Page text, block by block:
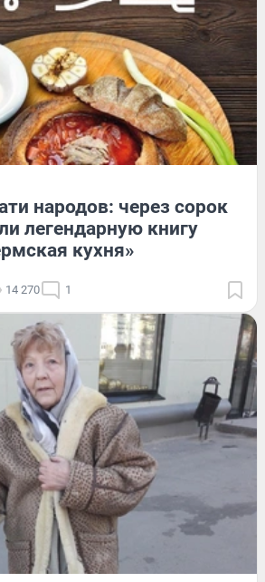
народов: через сорок
легендарную книгу
кухня»
14 270 1